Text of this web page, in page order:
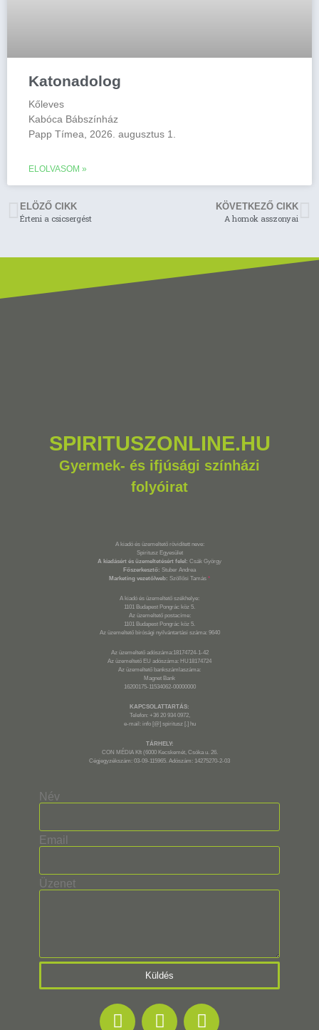
Katonadolog
Kőleves
Kabóca Bábszínház
Papp Tímea, 2026. augusztus 1.
ELOLVASOM »
ELÖZŐ CIKK
Érteni a csicsergést
KÖVETKEZŐ CIKK
A homok asszonyai
SPIRITUSZONLINE.HU
Gyermek- és ifjúsági színházi
folyóirat
A kiadó és üzemeltető rövidített neve:
Spiritusz Egyesület
A kiadásért és üzemeltetésért felel: Csák György
Főszerkesztő: Stuber Andrea
Marketing vezető/web: Szöllősi Tamás *
A kiadó és üzemeltető székhelye:
1101 Budapest Pongrác köz 5.
Az üzemeltető postacíme:
1101 Budapest Pongrác köz 5.
Az üzemeltető bírósági nyilvántartási száma: 9640
Az üzemeltető adószáma:18174724-1-42
Az üzemeltető EU adószáma: HU18174724
Az üzemeltető bankszámlaszáma:
Magnet Bank
16200175-11534062-00000000
KAPCSOLATTARTÁS:
Telefon: +36 20 934 0972,
e-mail: info [@] spiritusz [.] hu
TÁRHELY:
CON MÉDIA Kft (6000 Kecskemét, Csóka u. 26.
Cégjegyzékszám: 03-09-115965. Adószám: 14275270-2-03
Név
Email
Üzenet
Küldés